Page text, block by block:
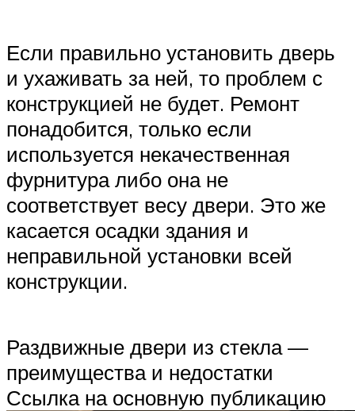
Если правильно установить дверь
и ухаживать за ней, то проблем с
конструкцией не будет. Ремонт
понадобится, только если
используется некачественная
фурнитура либо она не
соответствует весу двери. Это же
касается осадки здания и
неправильной установки всей
конструкции.
Раздвижные двери из стекла —
преимущества и недостатки
Ссылка на основную публикацию